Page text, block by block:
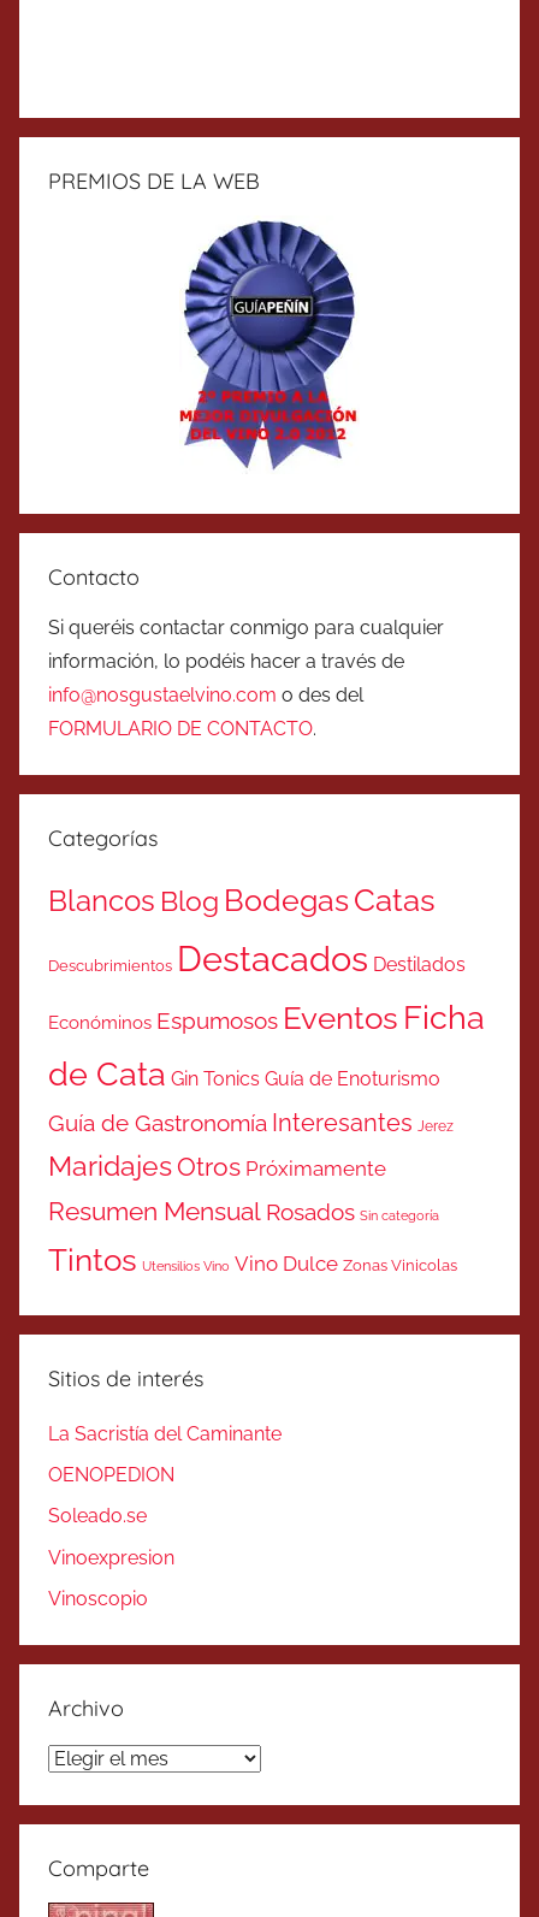
PREMIOS DE LA WEB
Contacto
Si queréis contactar conmigo para cualquier
información, lo podéis hacer a través de
info@nosgustaelvino.com o des del
FORMULARIO DE CONTACTO.
Categorías
Blancos Blog BodegasCatas
Descubrimientos Destacados Destilados
Económinos Espumosos Eventos Ficha
de Cata Gin Tonics Guía de Enoturismo
Guía de Gastronomía Interesantes Jerez
MaridajesOtros Próximamente
Resumen Mensual Rosados Sin categoría
Tintos Utensilios Vino Vino Dulce Zonas Vinicolas
Sitios de interés
La Sacristía del Caminante
OENOPEDION
Soleado.se
Vinoexpresion
Vinoscopio
Archivo
Archivo
Comparte